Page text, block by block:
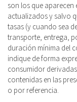
son los que aparecen
actualizados y salvo
tasas (y cuando sea
transporte, entrega,
duración mínima del
indique de forma
consumidor
contenidas en las
o por referencia.